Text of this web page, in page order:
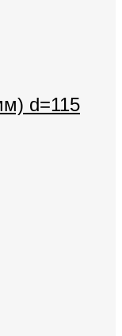
d=115